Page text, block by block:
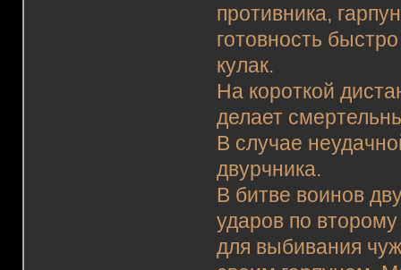
противника,
готовность
кулак.
На короткой
делает
В случае
двурчника.
В битве воинов
ударов по
для выбивания